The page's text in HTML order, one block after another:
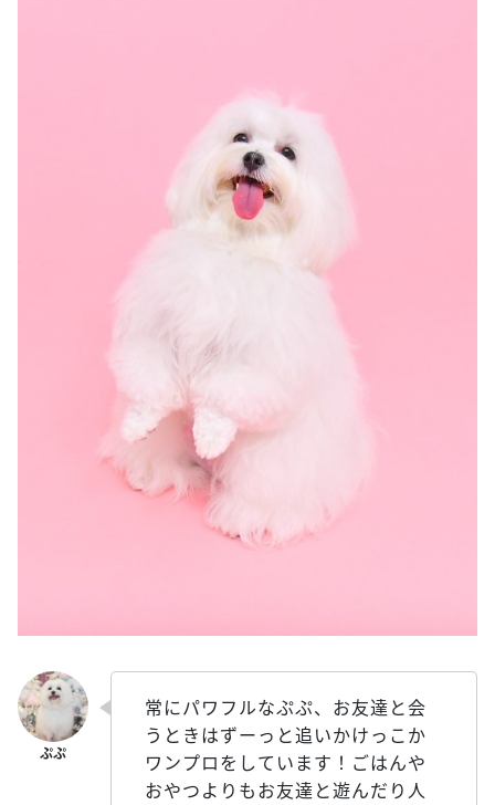
常にパワフルなぷぷ、お友達と会
うときはずーっと追いかけっこか
ワンプロをしています！ごはんや
おやつよりもお友達と遊んだり人